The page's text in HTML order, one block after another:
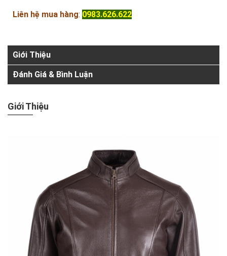
Liên hệ mua hàng: 0983.626.622
Giới Thiệu
Đánh Giá & Bình Luận
Giới Thiệu